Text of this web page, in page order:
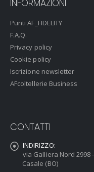
INFORMAZIONI
Punti AF_FIDELITY
F.A.Q.
Privacy policy
Cookie policy
Iscrizione newsletter
AFcoltellerie Business
CONTATTI
INDIRIZZO:
via Galliera Nord 2998
Casale (BO)